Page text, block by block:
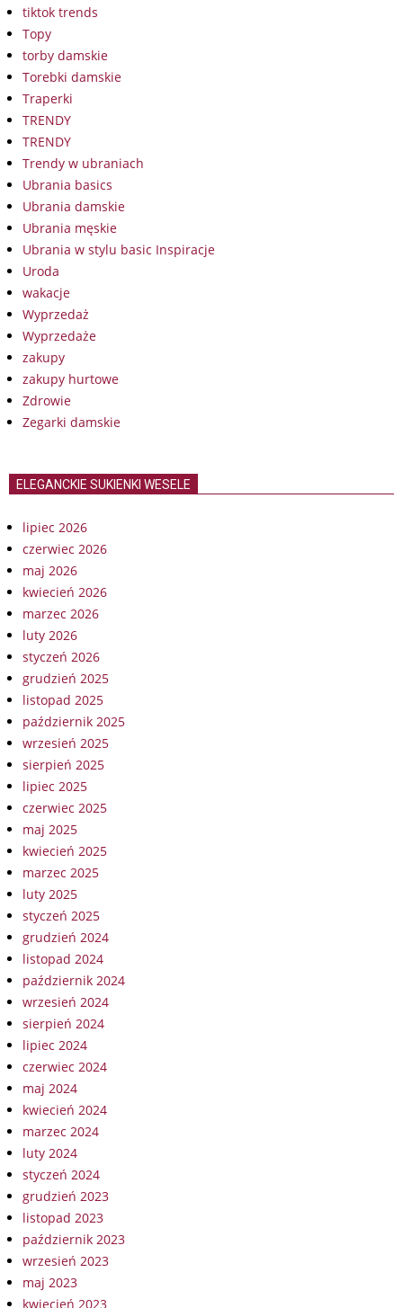
tiktok trends
Topy
torby damskie
Torebki damskie
Traperki
TRENDY
TRENDY
Trendy w ubraniach
Ubrania basics
Ubrania damskie
Ubrania męskie
Ubrania w stylu basic Inspiracje
Uroda
wakacje
Wyprzedaż
Wyprzedaże
zakupy
zakupy hurtowe
Zdrowie
Zegarki damskie
ELEGANCKIE SUKIENKI WESELE
lipiec 2026
czerwiec 2026
maj 2026
kwiecień 2026
marzec 2026
luty 2026
styczeń 2026
grudzień 2025
listopad 2025
październik 2025
wrzesień 2025
sierpień 2025
lipiec 2025
czerwiec 2025
maj 2025
kwiecień 2025
marzec 2025
luty 2025
styczeń 2025
grudzień 2024
listopad 2024
październik 2024
wrzesień 2024
sierpień 2024
lipiec 2024
czerwiec 2024
maj 2024
kwiecień 2024
marzec 2024
luty 2024
styczeń 2024
grudzień 2023
listopad 2023
październik 2023
wrzesień 2023
maj 2023
kwiecień 2023